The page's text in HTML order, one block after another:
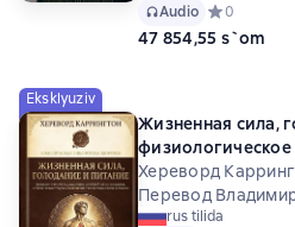
Audio Средний
0
47 854,55 s`om
Eksklyuziv
Жизненная сила,
силы голодания, а
связи пищи с
Хереворд
Перевод
rus tilida